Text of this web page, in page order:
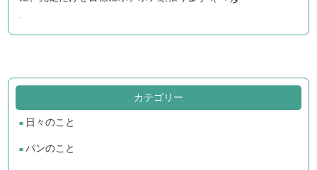
カテゴリー
日々のこと
パンのこと